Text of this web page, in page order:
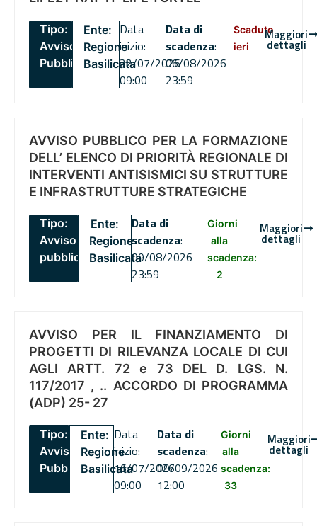
Tipo:
Avviso
Pubblico
Ente:
Regione
Basilicata
Data
inizio:
22/07/2026
09:00
Data di
scadenza:
06/08/2026
23:59
Scaduto
ieri
Maggiori
dettagli
AVVISO PUBBLICO PER LA FORMAZIONE
DELL’ ELENCO DI PRIORITÀ REGIONALE DI
INTERVENTI ANTISISMICI SU STRUTTURE
E INFRASTRUTTURE STRATEGICHE
Tipo:
Avviso
pubblico
Ente:
Regione
Basilicata
Data di
scadenza:
09/08/2026
23:59
Giorni
alla
scadenza:
2
Maggiori
dettagli
AVVISO PER IL FINANZIAMENTO DI
PROGETTI DI RILEVANZA LOCALE DI CUI
AGLI ARTT. 72 e 73 DEL D. LGS. N.
117/2017 , .. ACCORDO DI PROGRAMMA
(ADP) 25- 27
Tipo:
Avviso
Pubblico
Ente:
Regione
Basilicata
Data
inizio:
16/07/2026
09:00
Data di
scadenza:
09/09/2026
12:00
Giorni
alla
scadenza:
33
Maggiori
dettagli